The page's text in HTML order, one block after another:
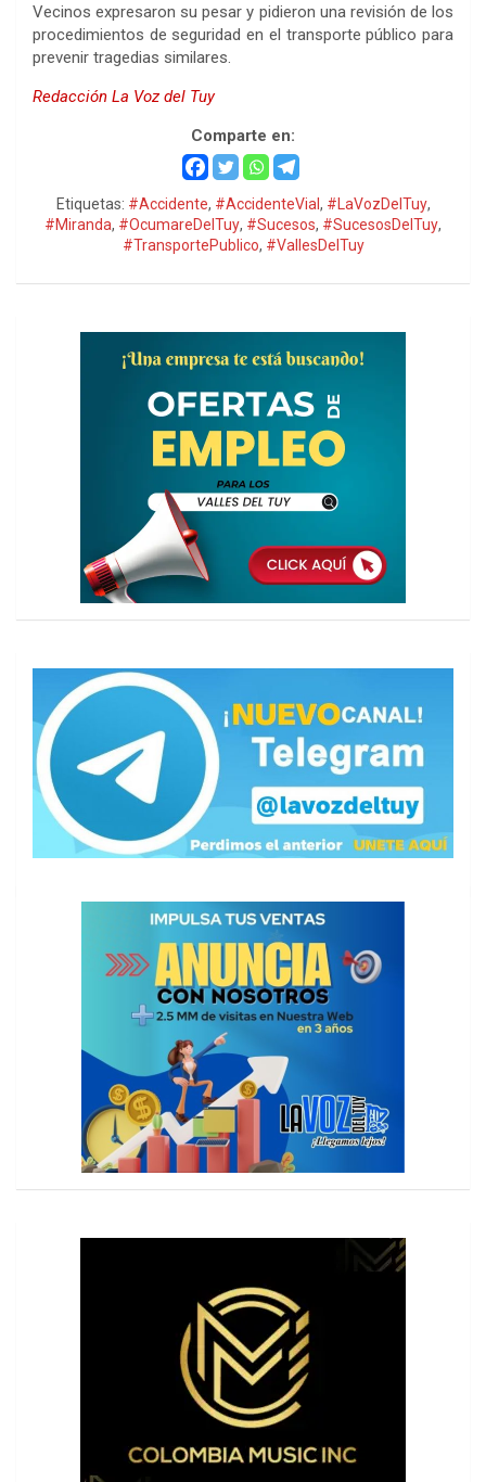
Vecinos expresaron su pesar y pidieron una revisión de los
procedimientos de seguridad en el transporte público para
prevenir tragedias similares.
Redacción La Voz del Tuy
Comparte en:
Etiquetas: #Accidente, #AccidenteVial , #LaVozDelTuy,
#Miranda, #OcumareDelTuy, #Sucesos, #SucesosDelTuy,
#TransportePublico, #VallesDelTuy